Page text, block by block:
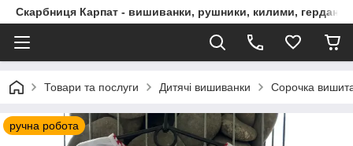
Скарбниця Карпат - вишиванки, рушники, килими, гердани,
Товари та послуги Дитячі вишиванки Сорочка
ручна робота